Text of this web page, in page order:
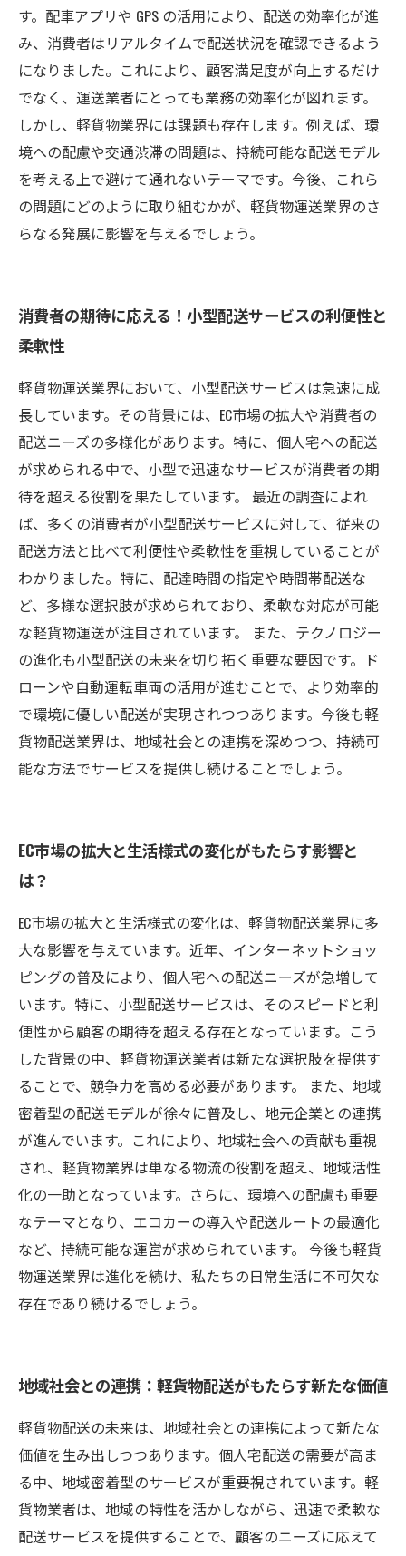
す。配車アプリや GPS の活用により、配送の効率化が進
み、消費者はリアルタイムで配送状況を確認できるよう
になりました。これにより、顧客満足度が向上するだけ
でなく、運送業者にとっても業務の効率化が図れます。
しかし、軽貨物業界には課題も存在します。例えば、環
境への配慮や交通渋滞の問題は、持続可能な配送モデル
を考える上で避けて通れないテーマです。今後、これら
の問題にどのように取り組むかが、軽貨物運送業界のさ
らなる発展に影響を与えるでしょう。
消費者の期待に応える！小型配送サービスの利便性と
柔軟性
軽貨物運送業界において、小型配送サービスは急速に成
長しています。その背景には、EC市場の拡大や消費者の
配送ニーズの多様化があります。特に、個人宅への配送
が求められる中で、小型で迅速なサービスが消費者の期
待を超える役割を果たしています。 最近の調査によれ
ば、多くの消費者が小型配送サービスに対して、従来の
配送方法と比べて利便性や柔軟性を重視していることが
わかりました。特に、配達時間の指定や時間帯配送な
ど、多様な選択肢が求められており、柔軟な対応が可能
な軽貨物運送が注目されています。 また、テクノロジー
の進化も小型配送の未来を切り拓く重要な要因です。ド
ローンや自動運転車両の活用が進むことで、より効率的
で環境に優しい配送が実現されつつあります。今後も軽
貨物配送業界は、地域社会との連携を深めつつ、持続可
能な方法でサービスを提供し続けることでしょう。
EC市場の拡大と生活様式の変化がもたらす影響と
は？
EC市場の拡大と生活様式の変化は、軽貨物配送業界に多
大な影響を与えています。近年、インターネットショッ
ピングの普及により、個人宅への配送ニーズが急増して
います。特に、小型配送サービスは、そのスピードと利
便性から顧客の期待を超える存在となっています。こう
した背景の中、軽貨物運送業者は新たな選択肢を提供す
ることで、競争力を高める必要があります。 また、地域
密着型の配送モデルが徐々に普及し、地元企業との連携
が進んでいます。これにより、地域社会への貢献も重視
され、軽貨物業界は単なる物流の役割を超え、地域活性
化の一助となっています。さらに、環境への配慮も重要
なテーマとなり、エコカーの導入や配送ルートの最適化
など、持続可能な運営が求められています。 今後も軽貨
物運送業界は進化を続け、私たちの日常生活に不可欠な
存在であり続けるでしょう。
地域社会との連携：軽貨物配送がもたらす新たな価値
軽貨物配送の未来は、地域社会との連携によって新たな
価値を生み出しつつあります。個人宅配送の需要が高ま
る中、地域密着型のサービスが重要視されています。軽
貨物業者は、地域の特性を活かしながら、迅速で柔軟な
配送サービスを提供することで、顧客のニーズに応えて